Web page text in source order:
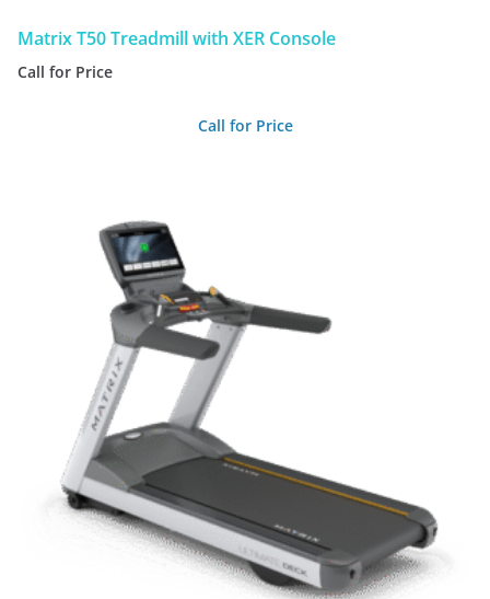
Matrix T50 Treadmill with XER Console
Call for Price
Call for Price